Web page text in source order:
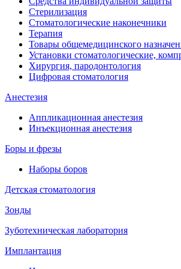
Стерилизация
Стоматологические наконечники
Терапия
Товары общемедицинского
Установки стоматологические,
Хирургия, пародонтология
Цифровая стоматология
Анестезия
Аппликационная анестезия
Инъекционная анестезия
Боры и фрезы
Наборы боров
Детская стоматология
Зонды
Зуботехническая лаборатория
Имплантация